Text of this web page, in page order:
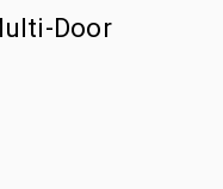
Door